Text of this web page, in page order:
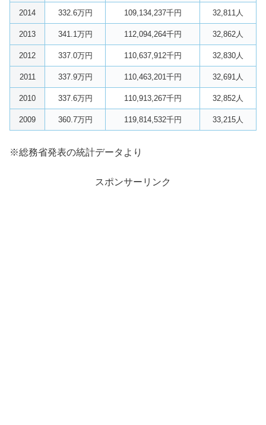
2014 332.6万円 109,134,237千円 32,811人
2013 341.1万円 112,094,264千円 32,862人
2012 337.0万円 110,637,912千円 32,830人
2011 337.9万円 110,463,201千円 32,691人
2010 337.6万円 110,913,267千円 32,852人
2009 360.7万円 119,814,532千円 33,215人
※総務省発表の統計データより
スポンサーリンク